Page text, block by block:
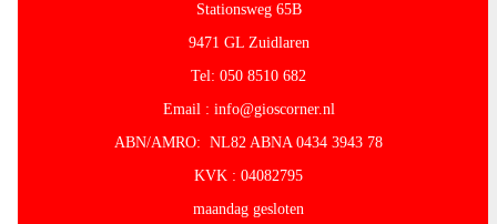
Stationsweg 65B
9471 GL Zuidlaren
Tel: 050 8510 682
Email : info@gioscorner.nl
ABN/AMRO: NL82 ABNA 0434 3943 78
KVK : 04082795
maandag gesloten